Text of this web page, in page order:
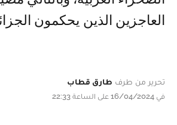
العاجزين الذين يحكمون
تحرير من طرف طارق قطاب
في 16/04/2024 على الساعة 22:33